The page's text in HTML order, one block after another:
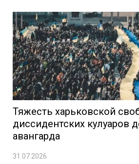
Тяжесть харьковской
диссидентских кулуаров
авангарда
31.07.2026